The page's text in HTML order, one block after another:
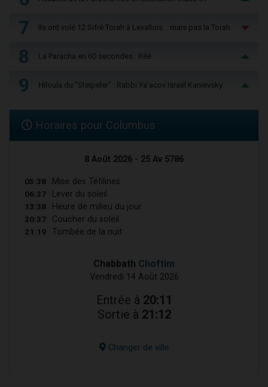
7 Ils ont volé 12 Sifré Torah à Levallois… mais pas la Torah
8 La Paracha en 60 secondes : Réé
9 Hiloula du "Steïpeler" : Rabbi Ya’acov Israël Kanievsky
Horaires pour Columbus
8 Août 2026 - 25 Av 5786
05:38 Mise des Téfilines
06:37 Lever du soleil
13:38 Heure de milieu du jour
20:37 Coucher du soleil
21:19 Tombée de la nuit
Chabbath Choftim
Vendredi 14 Août 2026
Entrée à 20:11
Sortie à 21:12
Changer de ville